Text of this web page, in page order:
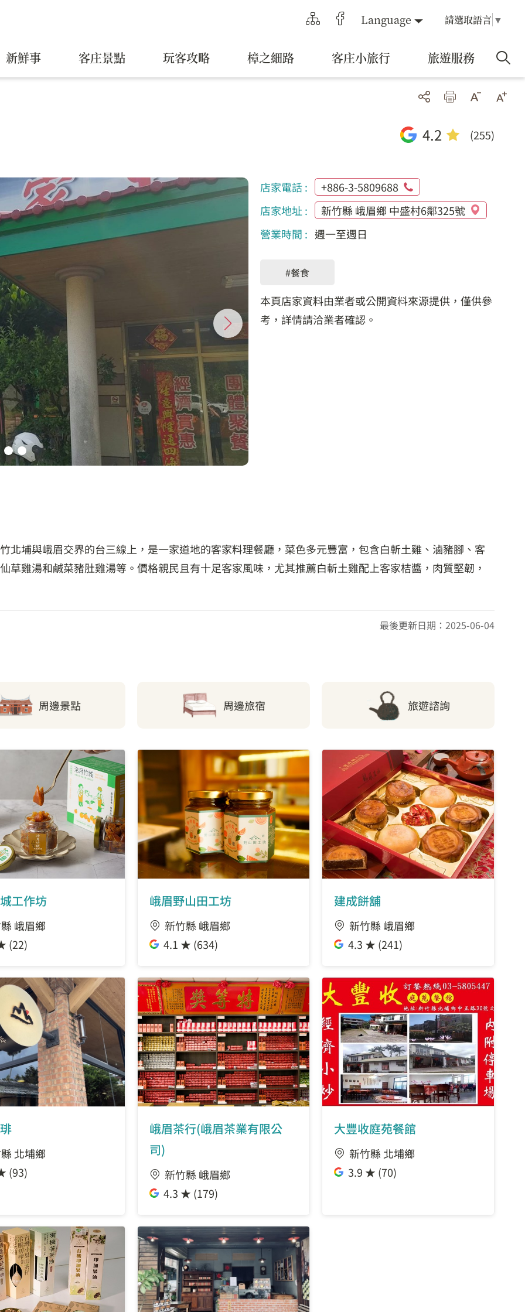
Language 請選取語言 ▼
新鮮事 客庄景點 玩客攻略 樟之細路 客庄小旅行 旅遊服務
4.2 (255)
店家電話 :
+886-3-5809688
店家地址 :
新竹縣 峨眉鄉 中盛村6鄰325號
營業時間 : 週一至週日
#餐食
本頁店家資料由業者或公開資料來源提供，僅供參
考，詳情請洽業者確認。
北埔與峨眉交界的台三線上，是一家道地的客家料理餐廳，菜色多元豐富，包含白斬土雞、滷豬腳、客
草雞湯和鹹菜豬肚雞湯等。價格親民且有十足客家風味，尤其推薦白斬土雞配上客家桔醬，肉質堅韌，
最後更新日期：2025-06-04
周邊景點 周邊旅宿 旅遊諮詢
工作坊
峨眉鄉
(22)
峨眉野山田工坊
新竹縣 峨眉鄉
4.1 ★ (634)
建成餅舖
新竹縣 峨眉鄉
4.3 ★ (241)
北埔鄉
(93)
峨眉茶行(峨眉茶業有限公
司)
新竹縣 峨眉鄉
4.3 ★ (179)
大豐收庭苑餐館
新竹縣 北埔鄉
3.9 ★ (70)